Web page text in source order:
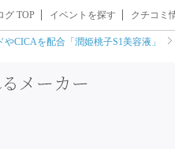
グ TOP イベントを探す クチコミ
CICAを配合「潤姫桃子S1美容液」